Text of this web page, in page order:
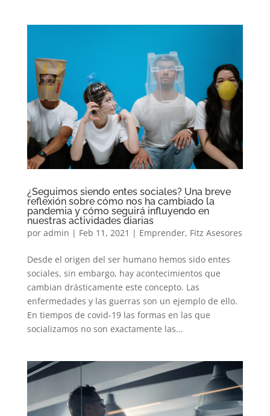
¿Seguimos siendo entes sociales? Una breve
reflexión sobre cómo nos ha cambiado la
pandemia y cómo seguirá influyendo en
nuestras actividades diarias
por admin | Feb 11, 2021 | Emprender, Fitz Asesores
Desde el origen del ser humano hemos sido entes
sociales, sin embargo, hay acontecimientos que
cambian drásticamente este concepto. Las
enfermedades y las guerras son un ejemplo de ello.
En tiempos de covid-19 las formas en las que
socializamos no son exactamente las...